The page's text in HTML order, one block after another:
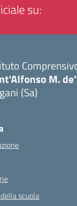
su:
M.
(Sa)
scuola